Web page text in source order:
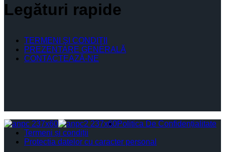
Legături rapide
TERMENI ŞI CONDIŢII
PREZENTARE GENERALĂ
CONTACTEAZĂ-NE
Politica De Confidențialitate
Termeni și condiții
Protectia datelor cu caracter personal